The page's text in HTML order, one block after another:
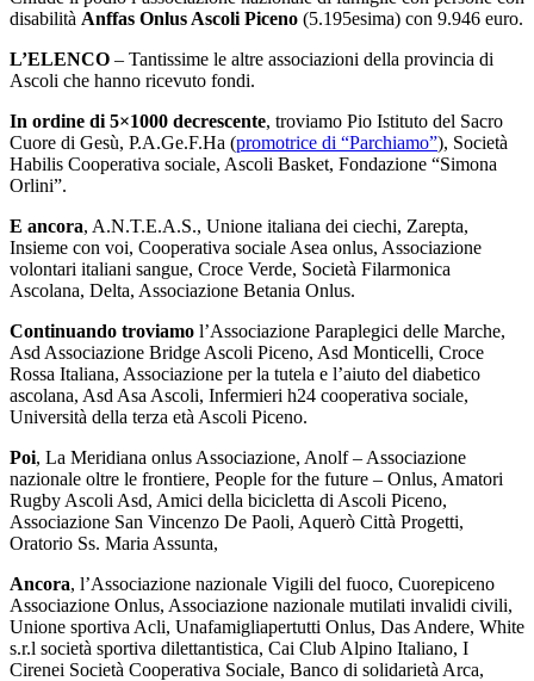
disabilità Anffas Onlus Ascoli Piceno (5.195esima) con 9.946 euro.
L’ELENCO – Tantissime le altre associazioni della provincia di
Ascoli che hanno ricevuto fondi.
In ordine di 5×1000 decrescente, troviamo Pio Istituto del Sacro
Cuore di Gesù, P.A.Ge.F.Ha (promotrice di “Parchiamo”), Società
Habilis Cooperativa sociale, Ascoli Basket, Fondazione “Simona
Orlini”.
E ancora, A.N.T.E.A.S., Unione italiana dei ciechi, Zarepta,
Insieme con voi, Cooperativa sociale Asea onlus, Associazione
volontari italiani sangue, Croce Verde, Società Filarmonica
Ascolana, Delta, Associazione Betania Onlus.
Continuando troviamo l’Associazione Paraplegici delle Marche,
Asd Associazione Bridge Ascoli Piceno, Asd Monticelli, Croce
Rossa Italiana, Associazione per la tutela e l’aiuto del diabetico
ascolana, Asd Asa Ascoli, Infermieri h24 cooperativa sociale,
Università della terza età Ascoli Piceno.
Poi, La Meridiana onlus Associazione, Anolf – Associazione
nazionale oltre le frontiere, People for the future – Onlus, Amatori
Rugby Ascoli Asd, Amici della bicicletta di Ascoli Piceno,
Associazione San Vincenzo De Paoli, Aquerò Città Progetti,
Oratorio Ss. Maria Assunta,
Ancora, l’Associazione nazionale Vigili del fuoco, Cuorepiceno
Associazione Onlus, Associazione nazionale mutilati invalidi civili,
Unione sportiva Acli, Unafamigliapertutti Onlus, Das Andere, White
s.r.l società sportiva dilettantistica, Cai Club Alpino Italiano, I
Cirenei Società Cooperativa Sociale, Banco di solidarietà Arca,